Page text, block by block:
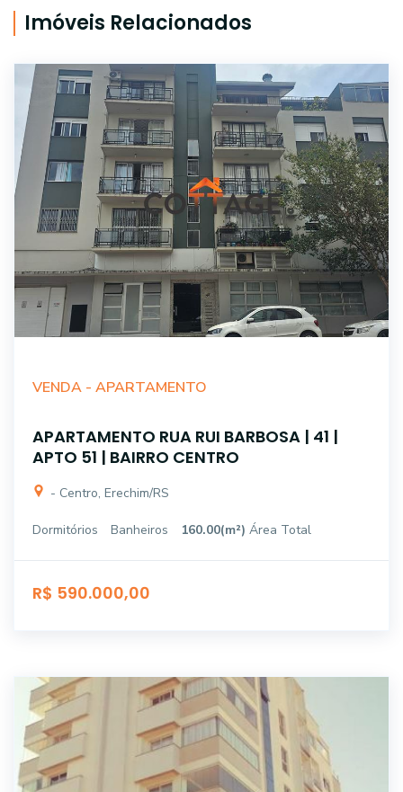
Imóveis Relacionados
VENDA - APARTAMENTO
APARTAMENTO RUA RUI BARBOSA | 41 |
APTO 51 | BAIRRO CENTRO
- Centro, Erechim/RS
Dormitórios Banheiros 160.00(m²) Área Total
R$ 590.000,00